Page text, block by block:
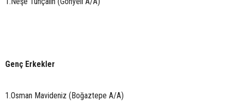
Genç Erkekler
1.Osman Mavideniz (Boğaztepe A/A)